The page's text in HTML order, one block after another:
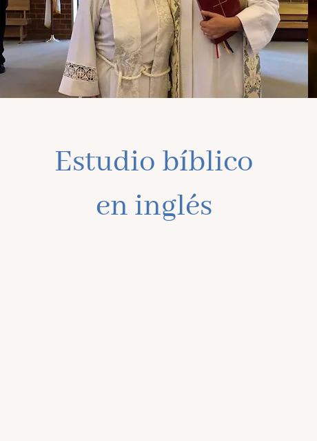
Estudio bíblico
en inglés